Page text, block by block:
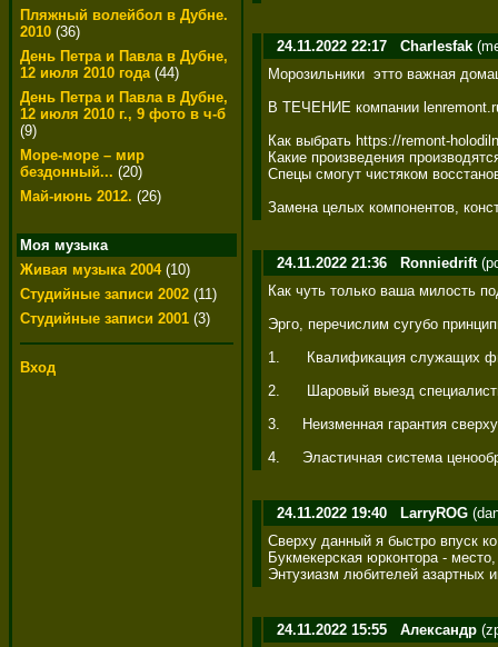
Пляжный волейбол в Дубне.
2010 (36)
День Петра и Павла в Дубне,
12 июля 2010 года(44)
День Петра и Павла в Дубне,
12 июля 2010 г., 9 фото в ч-б
(9)
Море-море – мир
бездонный... (20)
Май-июнь 2012. (26)
Моя музыка
Живая музыка 2004(10)
Студийные записи 2002 (11)
Студийные записи 2001 (3)
Вход
24.11.2022 22:17 Charlesfak
Морозильники  этто важная
В ТЕЧЕНИЕ компании
Как выбрать https://remont-
Какие произведения
Спецы смогут чистяком
Замена целых компонентов,
24.11.2022 21:36 Ronniedrift
Как чуть только ваша милость
Эрго, перечислим сугубо
1.      Квалификация служащих
2.      Шаровый выезд
3.     Неизменная гарантия
4.     Эластичная система
24.11.2022 19:40 LarryROG
Сверху данный я быстро впуск
Букмекерская юрконтора -
Энтузиазм любителей азартных
24.11.2022 15:55 Александр